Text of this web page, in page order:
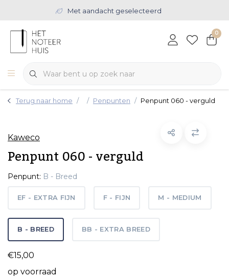
Met aandacht geselecteerd
0
Terug naar home Penpunten Penpunt 060 - verguld
Kaweco
Penpunt 060 - verguld
Penpunt: B - Breed
EF - EXTRA FIJN F - FIJN M - MEDIUM
B - BREED BB - EXTRA BREED
€15,00
op voorraad